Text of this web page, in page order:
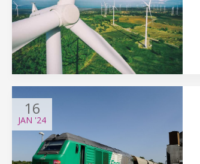
16
JAN '24